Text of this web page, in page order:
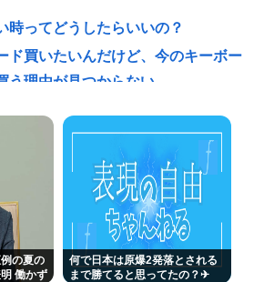
時ってどうしたらいいの？
ド買いたいんだけど、今のキーボー
う理由が見つからない
ちらwww
、夢もなんもねぇけど可愛い女の子
爆国は北朝鮮」と主張し、チラシを
の “おめでた婚” に祝福続々 SNSで
の夏の
働かず
何で日本は原爆2発落とされる
まで勝てると思ってたの？‎✈